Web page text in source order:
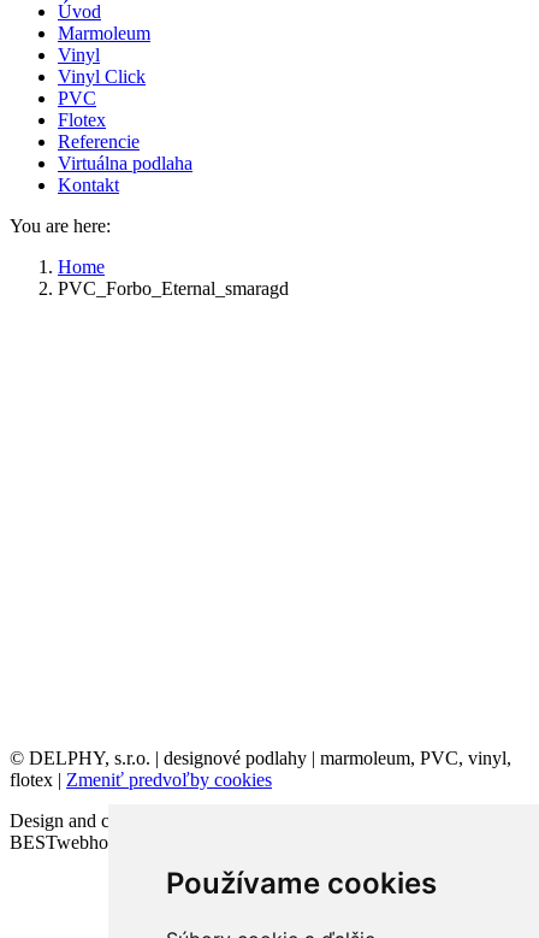
Používame cookies
Úvod
Marmoleum
Vinyl
Vinyl Click
PVC
Flotex
Referencie
Virtuálna podlaha
Kontakt
You are here:
Home
PVC_Forbo_Eternal_smaragd
© DELPHY, s.r.o. | designové podlahy | marmoleum, PVC, vinyl,
flotex | Zmeniť predvoľby cookies
Design and code VICTORY-media.sk | Webhosting
BESTwebhosting.sk | 12.11.2025